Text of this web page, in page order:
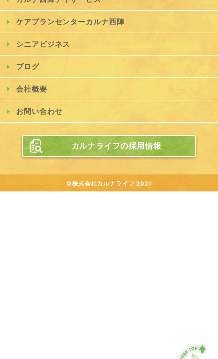
ケアプランセンターカルナ西陣
シニアビジネス
ブログ
会社概要
お問い合わせ
カルナライフの採用情報
©株式会社カルナライフ 2021